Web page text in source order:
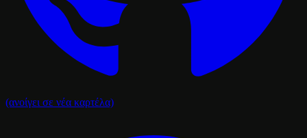
(ανοίγει σε νέα καρτέλα)